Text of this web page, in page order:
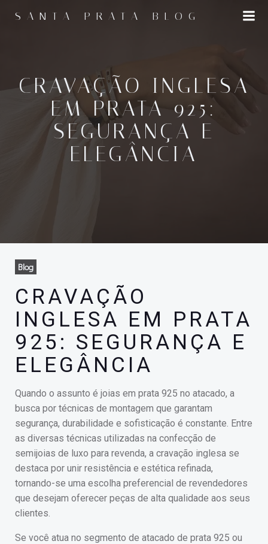
para
SANTA PRATA BLOG
CRAVAÇÃO INGLESA
EM PRATA 925:
SEGURANÇA E
ELEGÂNCIA
Blog
CRAVAÇÃO
INGLESA EM PRATA
925: SEGURANÇA E
ELEGÂNCIA
Quando o assunto é joias em prata 925 no atacado, a
busca por técnicas de montagem que garantam
segurança, durabilidade e sofisticação é constante. Entre
as diversas técnicas utilizadas na confecção de
semijoias de luxo para revenda, a cravação inglesa se
destaca por unir resistência e estética refinada,
tornando-se uma escolha preferencial de revendedores
que desejam oferecer peças de alta qualidade aos seus
clientes.
Se você atua no segmento de atacado de prata 925 ou